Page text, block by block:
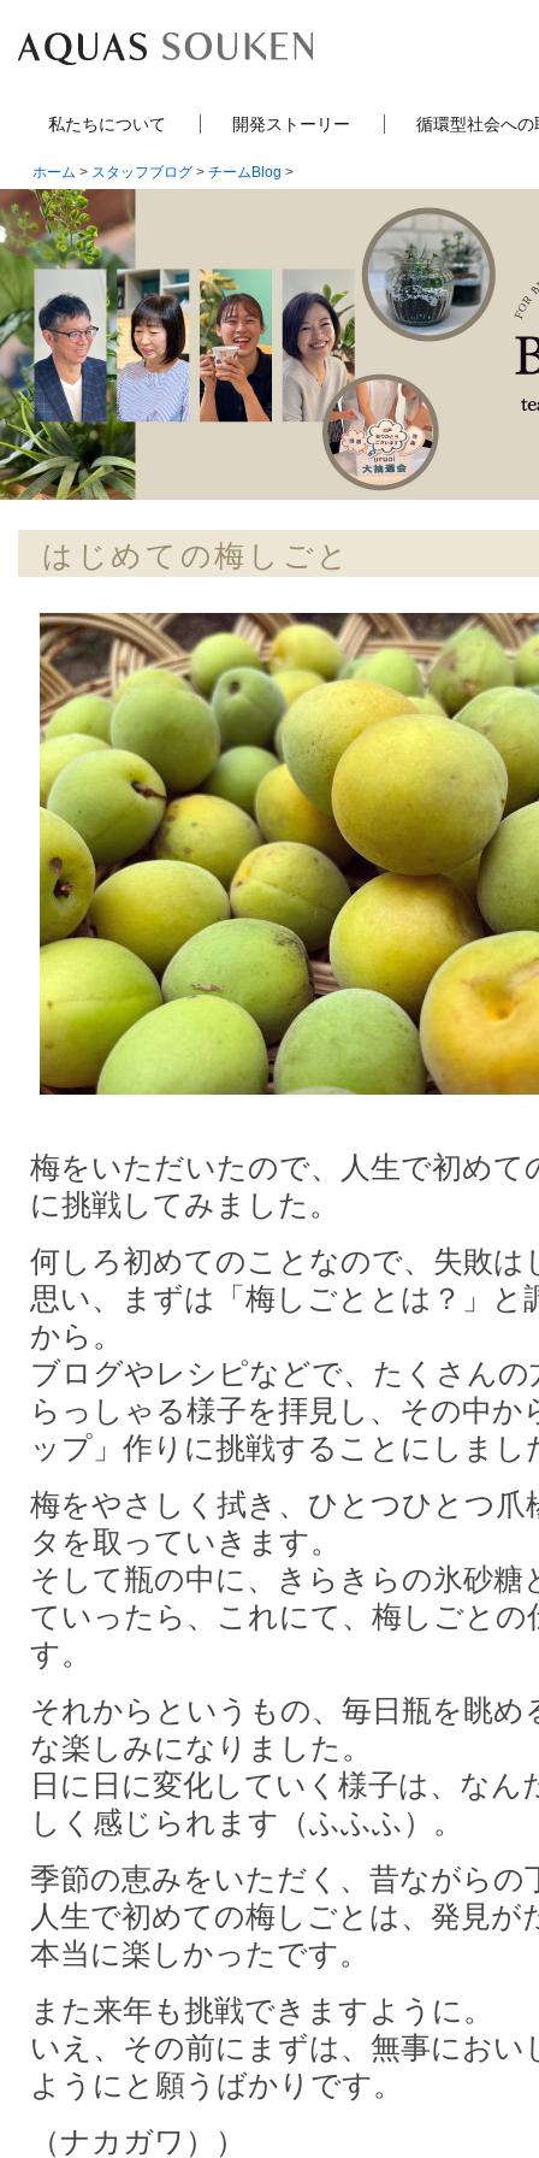
私たちについて 開発ストーリー 循環型社会への
ホーム > スタッフブログ > チームBlog >
はじめての梅しごと
梅をいただいたので、人生で初めて
に挑戦してみました。
何しろ初めてのことなので、失敗は
思い、まずは「梅しごととは？」と
から。
ブログやレシピなどで、たくさん
らっしゃる様子を拝見し、その中か
ップ」作りに挑戦することにしまし
梅をやさしく拭き、ひとつひとつ爪
タを取っていきます。
そして瓶の中に、きらきらの氷砂糖
ていったら、これにて、梅しごとの
す。
それからというもの、毎日瓶を眺め
な楽しみになりました。
日に日に変化していく様子は、なん
しく感じられます（ふふふ）。
季節の恵みをいただく、昔ながらの
人生で初めての梅しごとは、発見が
本当に楽しかったです。
また来年も挑戦できますように。
いえ、その前にまずは、無事におい
ようにと願うばかりです。
（ナカガワ））